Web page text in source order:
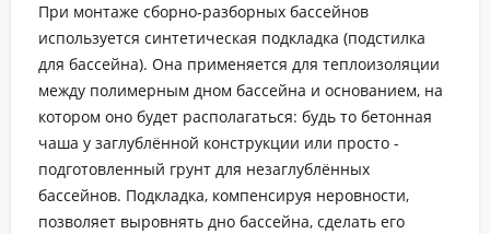
При монтаже сборно-разборных бассейнов
используется синтетическая подкладка (подстилка
для бассейна). Она применяется для теплоизоляции
между полимерным дном бассейна и основанием, на
котором оно будет располагаться: будь то бетонная
чаша у заглублённой конструкции или просто -
подготовленный грунт для незаглублённых
бассейнов. Подкладка, компенсируя неровности,
позволяет выровнять дно бассейна, сделать его